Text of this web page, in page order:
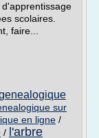
scolaires.
faire...
sur
en ligne /
/ l'arbre